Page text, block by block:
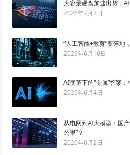
大容量硬盘加速出货，
2026年7月7日
“人工智能+教育”要落地
2026年6月10日
AI变革下的“专属”答案
2026年6月4日
从电网到AI大模型：国
公里”？
2026年6月2日